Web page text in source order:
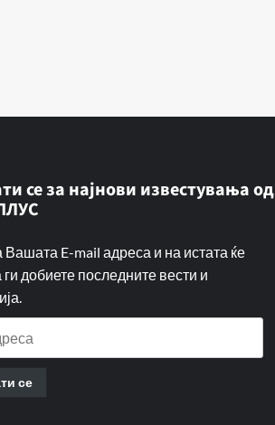
се за најнови известувања од
Вашата E-mail адреса и на истата ќе
добиете последните вести и
се